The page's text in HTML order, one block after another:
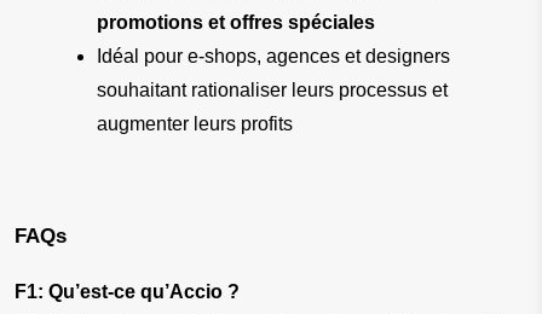
promotions et offres spéciales
Idéal pour e-shops, agences et designers
souhaitant rationaliser leurs processus et
augmenter leurs profits
FAQs
F1: Qu’est-ce qu’Accio ?